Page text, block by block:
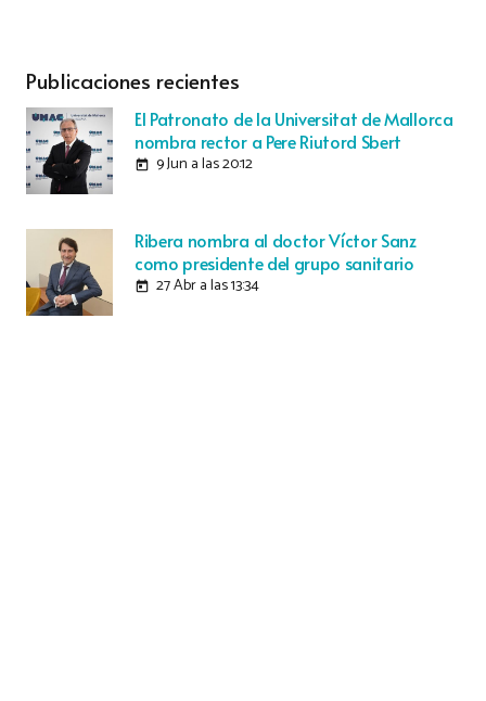
Publicaciones recientes
El Patronato de la Universitat de Mallorca
nombra rector a Pere Riutord Sbert
today 9 Jun a las 20:12
Ribera nombra al doctor Víctor Sanz
como presidente del grupo sanitario
today 27 Abr a las 13:34